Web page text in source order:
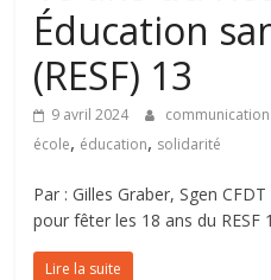
Éducation
(RESF) 13
9 avril 2024
école, éducation, solidarité
Par : Gilles Graber, Sgen
pour fêter les 18 ans du RESF
Lire la suite